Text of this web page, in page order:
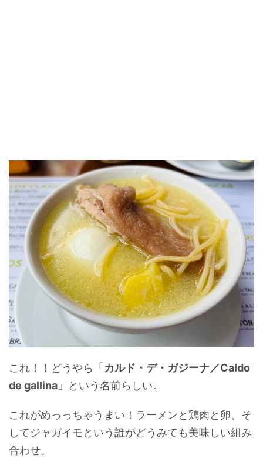
これ！！どうやら
「カルド・デ・ガジーナ／Caldo
de gallina」
という名前らしい。
これがめっっちゃうまい！ラーメンと鶏肉と卵、そ
してジャガイモという誰がどうみても美味しい組み
合わせ。